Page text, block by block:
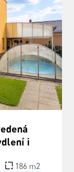
i
186 m2